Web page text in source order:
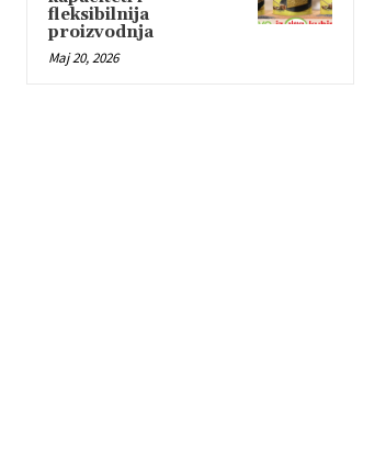
fleksibilnija
proizvodnja
Maj 20, 2026